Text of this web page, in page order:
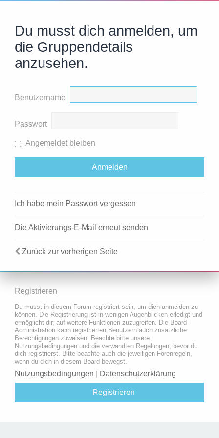
Du musst dich anmelden, um
die Gruppendetails
anzusehen.
Benutzername
Passwort
Angemeldet bleiben
Ich habe mein Passwort vergessen
Die Aktivierungs-E-Mail erneut senden
Zurück zur vorherigen Seite
Registrieren
Du musst in diesem Forum registriert sein, um dich anmelden zu
können. Die Registrierung ist in wenigen Augenblicken erledigt und
ermöglicht dir, auf weitere Funktionen zuzugreifen. Die Board-
Administration kann registrierten Benutzern auch zusätzliche
Berechtigungen zuweisen. Beachte bitte unsere
Nutzungsbedingungen und die verwandten Regelungen, bevor du
dich registrierst. Bitte beachte auch die jeweiligen Forenregeln,
wenn du dich in diesem Board bewegst.
Nutzungsbedingungen Datenschutzerklärung
Registrieren